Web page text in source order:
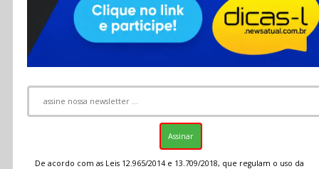
De acordo com as Leis 12.965/2014 e 13.709/2018, que regulam o uso da